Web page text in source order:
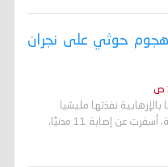
مدنيًا في هجوم حوثي على نجران
نفذتها مليشيا
الحوثي على منطقة نجران في السعودية، أسفرت عن إصابة 11 مدنيًا،